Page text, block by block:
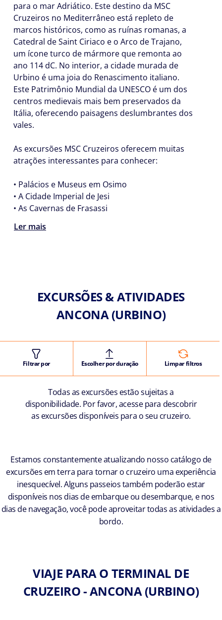
para o mar Adriático. Este destino da MSC
Cruzeiros no Mediterrâneo está repleto de
marcos históricos, como as ruínas romanas, a
Catedral de Saint Ciriaco e o Arco de Trajano,
um ícone turco de mármore que remonta ao
ano 114 dC. No interior, a cidade murada de
Urbino é uma joia do Renascimento italiano.
Este Patrimônio Mundial da UNESCO é um dos
centros medievais mais bem preservados da
Itália, oferecendo paisagens deslumbrantes dos
vales.
As excursões MSC Cruzeiros oferecem muitas
atrações interessantes para conhecer:
• Palácios e Museus em Osimo
• A Cidade Imperial de Jesi
• As Cavernas de Frasassi
Ler mais
EXCURSÕES & ATIVIDADES
ANCONA (URBINO)
Filtrar por Escolher por duração Limpar filtros
Todas as excursões estão sujeitas a
disponibilidade. Por favor, acesse para descobrir
as excursões disponíveis para o seu cruzeiro.
Estamos constantemente atualizando nosso catálogo de
excursões em terra para tornar o cruzeiro uma experiência
inesquecível. Alguns passeios também poderão estar
disponíveis nos dias de embarque ou desembarque, e nos
dias de navegação, você pode aproveitar todas as atividades a
bordo.
VIAJE PARA O TERMINAL DE
CRUZEIRO - ANCONA (URBINO)